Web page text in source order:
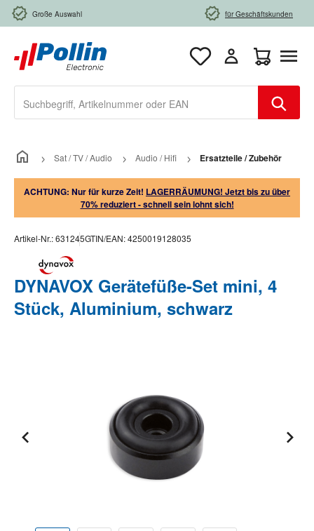
Zum Hauptinhalt springen
Große Auswahl für Geschäftskunden
Sat / TV / Audio Audio / Hifi Ersatzteile / Zubehör
ACHTUNG: Nur für kurze Zeit! LAGERRÄUMUNG! Jetzt bis zu über
70% reduziert - schnell sein lohnt sich!
Artikel-Nr.:631245GTIN/EAN:4250019128035
DYNAVOX Gerätefüße-Set mini, 4
Stück, Aluminium, schwarz